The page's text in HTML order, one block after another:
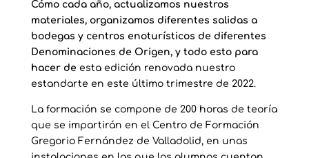
Cómo cada año, actualizamos nuestros
materiales, organizamos diferentes salidas a
bodegas y centros enoturísticos de diferentes
Denominaciones de Origen, y todo esto para
hacer de esta edición renovada nuestro
estandarte en este último trimestre de 2022.
La formación se compone de 200 horas de teoría
que se impartirán en el Centro de Formación
Gregorio Fernández de Valladolid, en unas